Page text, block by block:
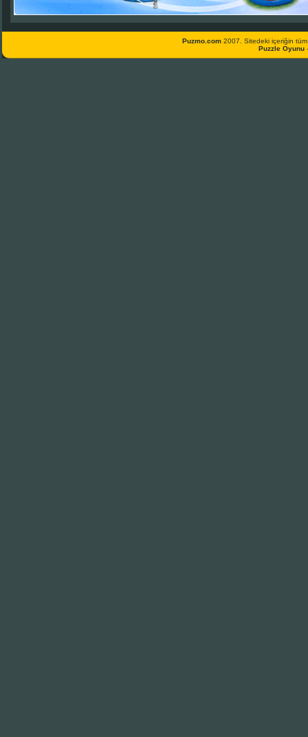
Puzmo.com2007. Sitedeki içeriğin tüm
Puzzle Oyunu